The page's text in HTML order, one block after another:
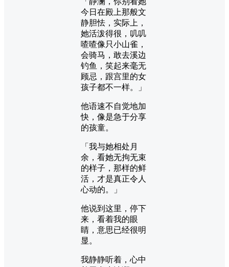
今日在殿上那般文
静胆怯，实际上，
她活泼得很，叽叽
喳喳像只小山雀，
会骑马，敢去溪边
钓鱼，笑起来毫无
顾忌，跟宫里的女
孩子都不一样。」
他语速不自觉地加
快，像是急于分享
的孩童。
「我与她相处月
余，看她无拘无束
的样子，那样的鲜
活，才是真正令人
心动的。」
他说到这里，停下
来，看着我的眼
睛，意思已经很明
显。
我静静听着，心中